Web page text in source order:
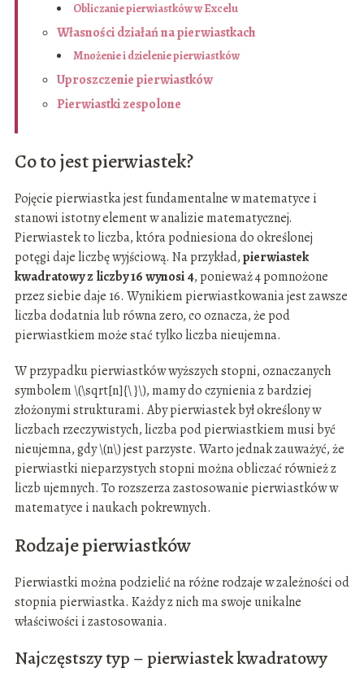
Obliczanie pierwiastków w Excelu
Własności działań na pierwiastkach
Mnożenie i dzielenie pierwiastków
Uproszczenie pierwiastków
Pierwiastki zespolone
Co to jest pierwiastek?
Pojęcie pierwiastka jest fundamentalne w matematyce i
stanowi istotny element w analizie matematycznej.
Pierwiastek to liczba, która podniesiona do określonej
potęgi daje liczbę wyjściową. Na przykład,pierwiastek
kwadratowy z liczby 16 wynosi 4, ponieważ 4 pomnożone
przez siebie daje 16. Wynikiem pierwiastkowania jest zawsze
liczba dodatnia lub równa zero, co oznacza, że pod
pierwiastkiem może stać tylko liczba nieujemna.
W przypadku pierwiastków wyższych stopni, oznaczanych
symbolem \(\sqrt[n]{\ }\), mamy do czynienia z bardziej
złożonymi strukturami. Aby pierwiastek był określony w
liczbach rzeczywistych, liczba pod pierwiastkiem musi być
nieujemna, gdy \(n\) jest parzyste. Warto jednak zauważyć, że
pierwiastki nieparzystych stopni można obliczać również z
liczb ujemnych. To rozszerza zastosowanie pierwiastków w
matematyce i naukach pokrewnych.
Rodzaje pierwiastków
Pierwiastki można podzielić na różne rodzaje w zależności od
stopnia pierwiastka. Każdy z nich ma swoje unikalne
właściwości i zastosowania.
Najczęstszy typ – pierwiastek kwadratowy